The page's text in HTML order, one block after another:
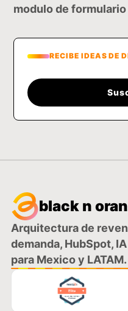
modulo de
RECIBE IDEAS DE
black n
Arquitectura de
demanda, HubSpot,
para Mexico y LATAM.